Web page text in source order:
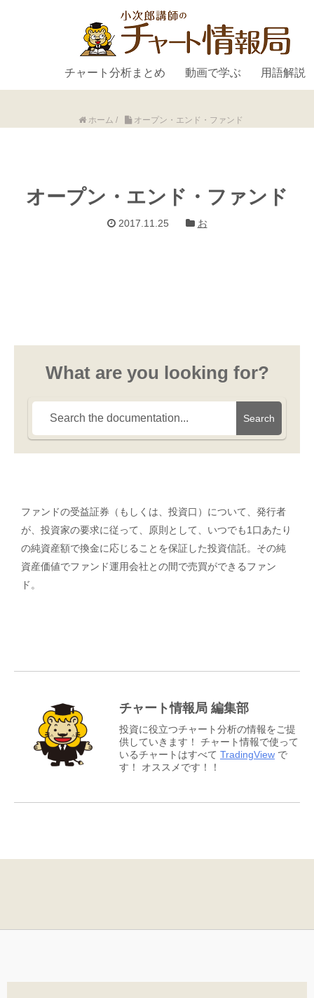
チャート分析まとめ 動画で学ぶ 用語解説
ホーム / オープン・エンド・ファンド
オープン・エンド・ファンド
2017.11.25 お
What are you looking for?
Search
ファンドの受益証券（もしくは、投資口）について、発行者
が、投資家の要求に従って、原則として、いつでも1口あたり
の純資産額で換金に応じることを保証した投資信託。その純
資産価値でファンド運用会社との間で売買ができるファン
ド。
チャート情報局 編集部
投資に役立つチャート分析の情報をご提
供していきます！ チャート情報で使って
いるチャートはすべて TradingView で
す！ オススメです！！